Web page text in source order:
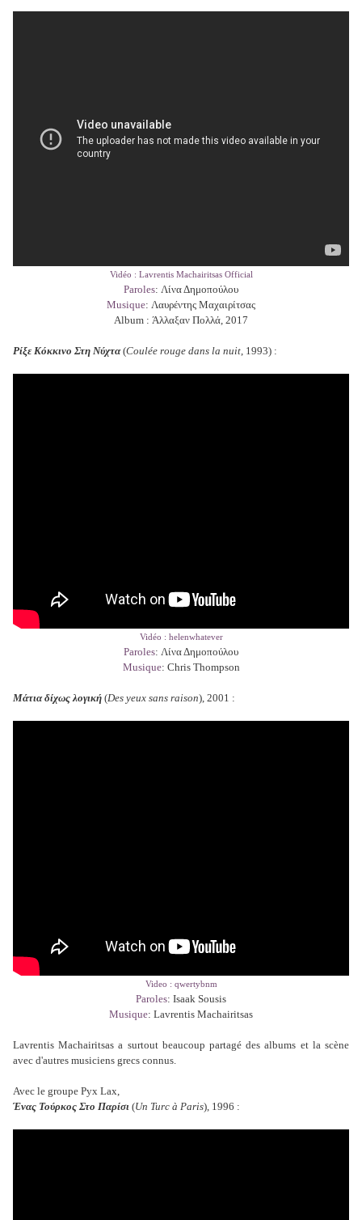
Vidéo : Lavrentis Machairitsas Official
Paroles: Λίνα Δημοπούλου
Musique: Λαυρέντης Μαχαιρίτσας
Album : Άλλαξαν Πολλά, 2017
Ρίξε Κόκκινο Στη Νύχτα(Coulée rouge dans la nuit, 1993) :
Vidéo : helenwhatever
Paroles: Λίνα Δημοπούλου
Musique: Chris Thompson
Μάτια δίχως λογική (Des yeux sans raison), 2001 :
Video : qwertybnm
Paroles: Isaak Sousis
Musique: Lavrentis Machairitsas
Lavrentis Machairitsas a surtout beaucoup partagé des albums et la scène
avec d'autres musiciens grecs connus.
Avec le groupe Pyx Lax,
Ένας Τούρκος Στο Παρίσι (Un Turc à Paris), 1996 :